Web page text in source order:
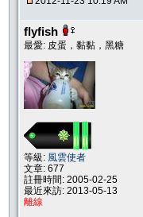
flyfish
最愛: 皮蛋，黏黏，黑糖
等級: 風雲使者
文章: 677
註冊時間: 2005-02-25
最近來訪: 2013-05-13
離線